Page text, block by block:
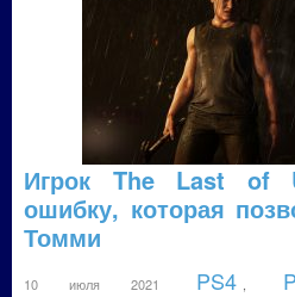
Игрок The Last of
ошибку, которая
Томми
10 июля 2021 PS4